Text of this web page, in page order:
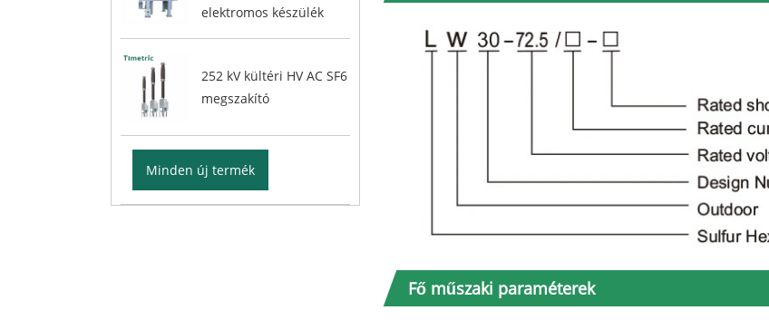
elektromos készülék
252 kV kültéri HV AC SF6
megszakító
Minden új termék
Fő műszaki paraméterek